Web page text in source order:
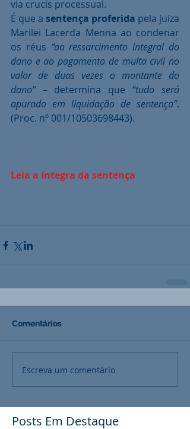
Posts Em Destaque
via crucis processual.
É que a sentença proferida pela juíza
Marilei Lacerda Menna ao condenar
os réus “ao ressarcimento integral do
dano e ao pagamento de multa civil no
valor de duas vezes o montante do
dano” – determina que “tudo será
apurado em liquidação de sentença”.
(Proc. nº 001/10503698443).
Leia a íntegra da sentença
Comentários
Escreva um comentário